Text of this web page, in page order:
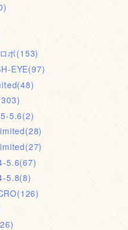
ボ(153)
EYE(97)
(48)
5.6(2)
(28)
(27)
5.6(67)
5.8(8)
(126)